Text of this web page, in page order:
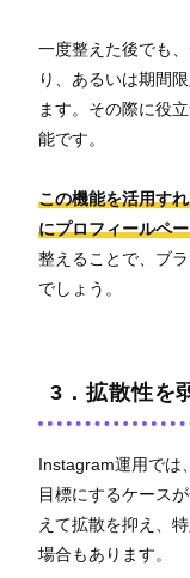
一度整えた後でも
り、あるいは期間
ます。その際に役
能です。
この機能を活用す
にプロフィールペ
整えることで、ブ
でしょう。
3．拡散性を
Instagram運用では
目標にするケース
えて拡散を抑え、
場合もあります。